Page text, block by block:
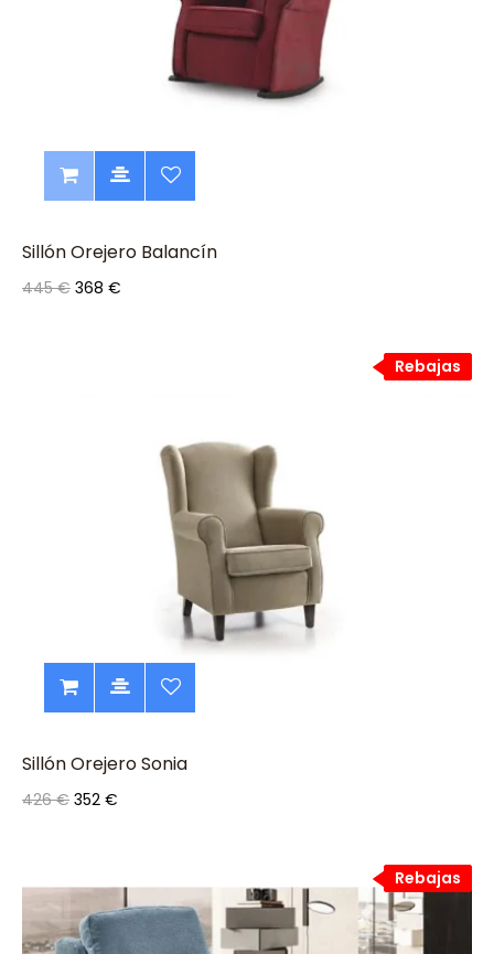
Sillón Orejero Balancín
445 € 368 €
Rebajas
Rebajas
Sillón Orejero Sonia
426 € 352 €
Rebajas
Rebajas